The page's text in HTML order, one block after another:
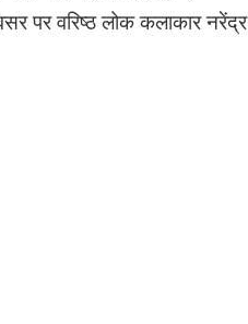
पर वरिष्ठ लोक कलाकार नरेंद्र